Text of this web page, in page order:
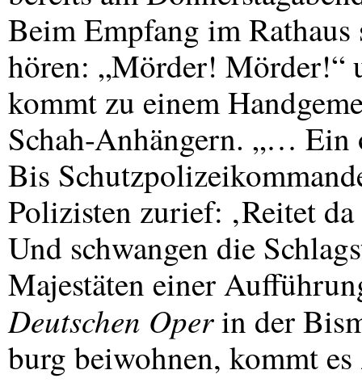
Beim Empfang im
hören: „Mörder! Mörder!“
kommt zu einem
Schah-Anhängern. „… Ein
Bis
Polizisten zurief: ‚Reitet
Und schwangen die
Majestäten einer
Deutschen Operin der
burg beiwohnen, kommt es